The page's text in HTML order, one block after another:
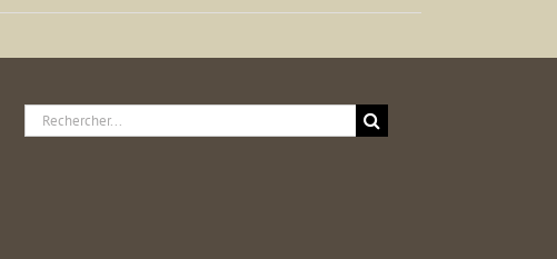
Rechercher: